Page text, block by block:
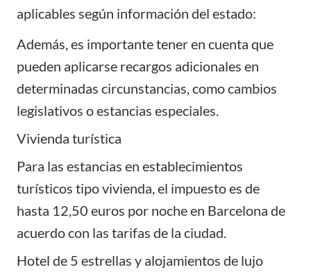
aplicables según información del estado:
Además, es importante tener en cuenta que
pueden aplicarse recargos adicionales en
determinadas circunstancias, como cambios
legislativos o estancias especiales.
Vivienda turística
Para las estancias en establecimientos
turísticos tipo vivienda , el impuesto es de
hasta 12,50 euros por noche en Barcelona de
acuerdo con las tarifas de la ciudad.
Hotel de 5 estrellas y alojamientos de lujo